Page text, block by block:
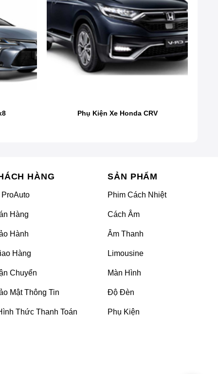
Phụ Kiện Xe Honda CRV
HÀNG
Hàng
Hành
Hàng
Chuyển
Mật Thông Tin
Thức Thanh Toán
SẢN PHẨM
Phim Cách Nhiệt
Cách Âm
Âm Thanh
Limousine
Màn Hình
Độ Đèn
Phụ Kiện